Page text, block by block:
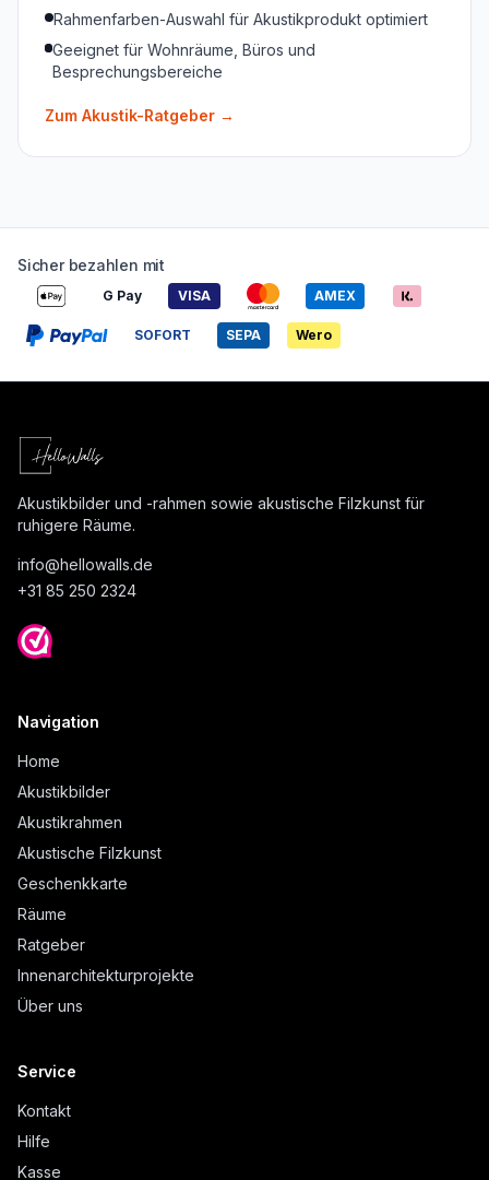
Rahmenfarben-Auswahl für Akustikprodukt optimiert
Geeignet für Wohnräume, Büros und
Besprechungsbereiche
Zum Akustik-Ratgeber →
Sicher bezahlen mit
G Pay VISA AMEX
SOFORT SEPA Wero
Akustikbilder und -rahmen sowie akustische Filzkunst für
ruhigere Räume.
info@hellowalls.de
+31 85 250 2324
Navigation
Home
Akustikbilder
Akustikrahmen
Akustische Filzkunst
Geschenkkarte
Räume
Ratgeber
Innenarchitekturprojekte
Über uns
Service
Kontakt
Hilfe
Kasse